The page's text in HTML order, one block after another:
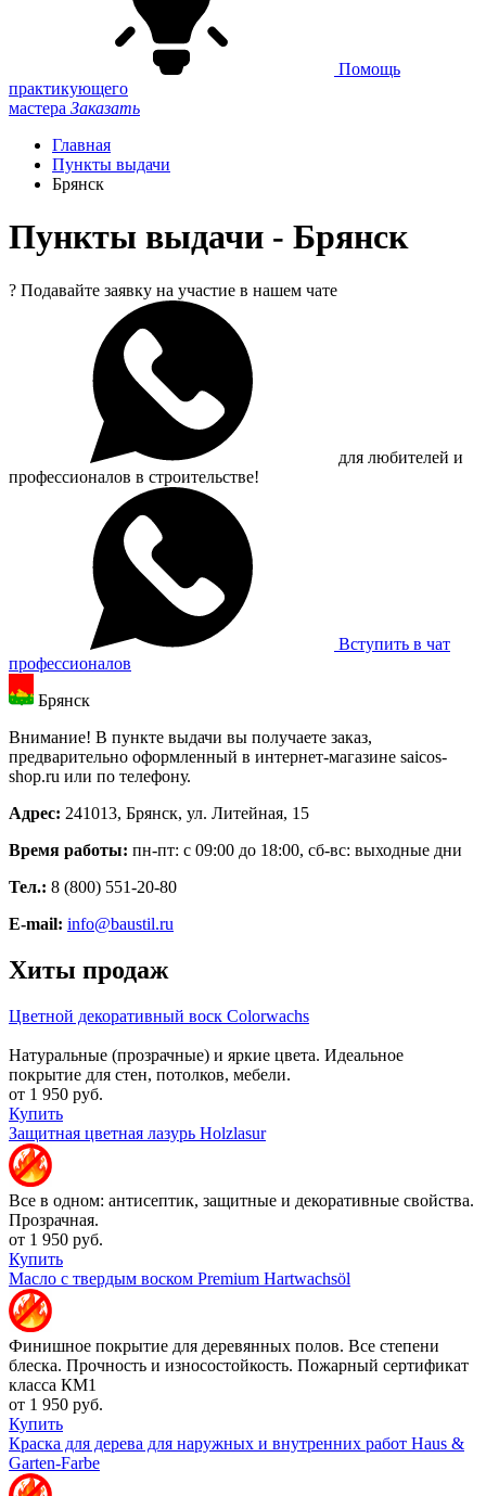
Помощь
практикующего
мастера Заказать
Главная
Пункты выдачи
Брянск
Пункты выдачи - Брянск
? Подавайте заявку на участие в нашем чате
для любителей и
профессионалов в строительстве!
Вступить в чат
профессионалов
Брянск
Внимание! В пункте выдачи вы получаете заказ,
предварительно оформленный в интернет-магазине saicos-
shop.ru или по телефону.
Адрес: 241013, Брянск, ул. Литейная, 15
Время работы: пн-пт: с 09:00 до 18:00, сб-вс: выходные дни
Тел.: 8 (800) 551-20-80
E-mail: info@baustil.ru
Хиты продаж
Цветной декоративный воск Colorwachs
Натуральные (прозрачные) и яркие цвета. Идеальное
покрытие для стен, потолков, мебели.
от 1 950 руб.
Купить
Защитная цветная лазурь Holzlasur
Все в одном: антисептик, защитные и декоративные свойства.
Прозрачная.
от 1 950 руб.
Купить
Масло с твердым воском Premium Hartwachsöl
Финишное покрытие для деревянных полов. Все степени
блеска. Прочность и износостойкость. Пожарный сертификат
класса КМ1
от 1 950 руб.
Купить
Краска для дерева для наружных и внутренних работ Haus &
Garten-Farbe